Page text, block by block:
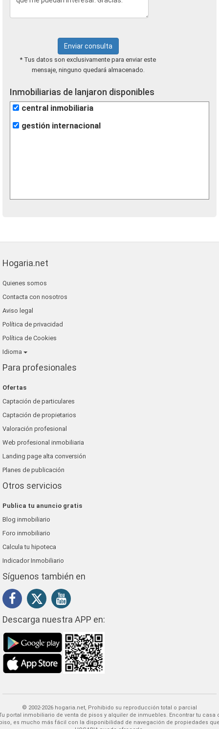
Enviar consulta
* Tus datos son exclusivamente para enviar este
mensaje, ninguno quedará almacenado.
Inmobiliarias de lanjaron disponibles
central inmobiliaria
gestión internacional
Hogaria.net
Quienes somos
Contacta con nosotros
Aviso legal
Política de privacidad
Política de Cookies
Idioma
Para profesionales
Ofertas
Captación de particulares
Captación de propietarios
Valoración profesional
Web profesional inmobiliaria
Landing page alta conversión
Planes de publicación
Otros servicios
Publica tu anuncio gratis
Blog inmobiliario
Foro inmobiliario
Calcula tu hipoteca
Indicador Inmobiliario
Síguenos también en
Descarga nuestra APP en:
© 2002-2026 hogaria.net, Prohibido su reproducción total o parcial
Encontrar tu casa o
es mucho más fácil con la disponibilidad de navegación de propiedades